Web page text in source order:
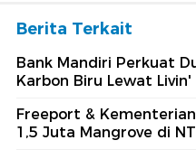
Berita Terkait
Bank Mandiri Perkuat
Karbon Biru Lewat Livin'
Freeport &
1,5 Juta Mangrove di